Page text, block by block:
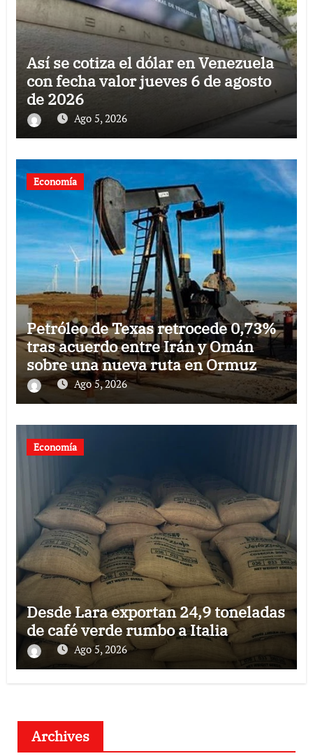
Así se cotiza el dólar en Venezuela
con fecha valor jueves 6 de agosto
de 2026
Ago 5, 2026
Economía
Petróleo de Texas retrocede 0,73%
tras acuerdo entre Irán y Omán
sobre una nueva ruta en Ormuz
Ago 5, 2026
Economía
Desde Lara exportan 24,9 toneladas
de café verde rumbo a Italia
Ago 5, 2026
Archives